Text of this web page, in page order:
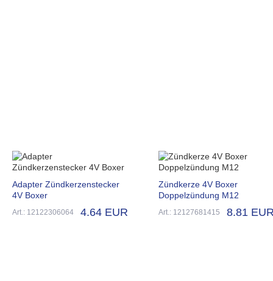
Adapter Zündkerzenstecker
4V Boxer
Art.: 12122306064 4.64 EUR
Zündkerze 4V Boxer
Doppelzündung M12
Art.: 12127681415 8.81